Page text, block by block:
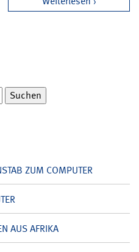
ZUM COMPUTER
AUS AFRIKA